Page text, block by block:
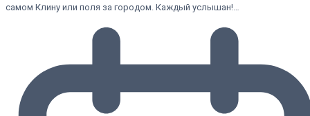
самом Клину или поля за городом. Каждый услышан!…